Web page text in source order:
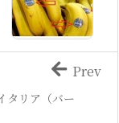
タリア（バー
Prev